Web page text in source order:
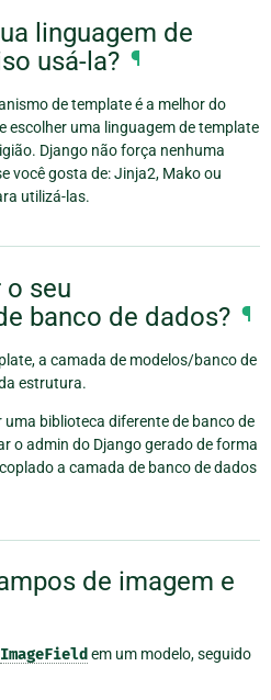
linguagem de
usá-la? ¶
de template é a melhor do
escolher uma linguagem de template
Django não força nenhuma
você gosta de: Jinja2, Mako ou
utilizá-las.
o seu
banco de dados? ¶
a camada de modelos/banco de
estrutura.
uma biblioteca diferente de banco de
o admin do Django gerado de forma
a camada de banco de dados
de imagem e
ImageField em um modelo, seguido